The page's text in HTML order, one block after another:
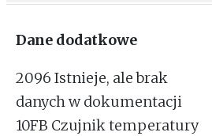
Dane dodatkowe
2096 Istnieje, ale brak
danych w dokumentacji
10FB Czujnik temperatury